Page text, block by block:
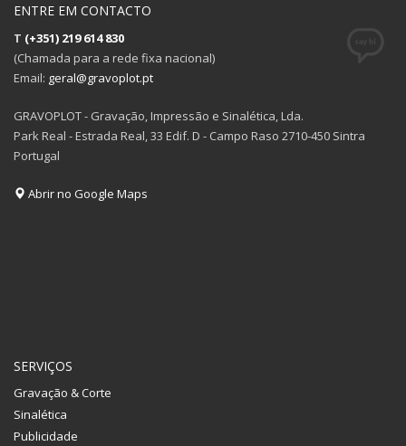
ENTRE EM CONTACTO
T (+351) 219 614 830
(Chamada para a rede fixa nacional)
Email: geral@gravoplot.pt
GRAVOPLOT - Gravação, Impressão e Sinalética, Lda.
Park Real - Estrada Real, 33 Edif. D - Campo Raso 2710-450 Sintra
Portugal
Abrir no Google Maps
SERVIÇOS
Gravação & Corte
Sinalética
Publicidade